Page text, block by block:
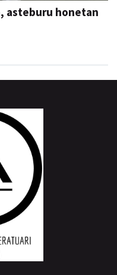
asteburu honetan